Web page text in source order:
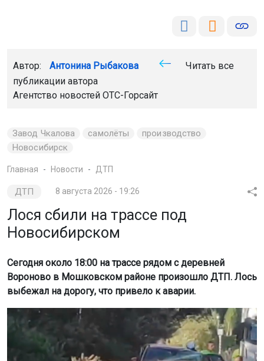
Автор: Антонина Рыбакова
Читать все
публикации автора
Агентство новостей ОТС-Горсайт
Завод Чкалова самолёты
производство
Новосибирск
Главная Новости ДТП
ДТП 8 августа 2026 - 19:26
Лося сбили на трассе под
Новосибирском
Сегодня около 18:00 на трассе рядом с деревней
Вороново в Мошковском районе произошло ДТП. Лось
выбежал на дорогу, что привело к аварии.